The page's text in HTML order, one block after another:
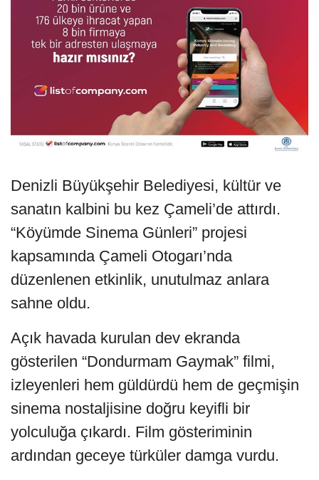
Denizli Büyükşehir Belediyesi, kültür ve
sanatın kalbini bu kez Çameli’de attırdı.
“Köyümde Sinema Günleri” projesi
kapsamında Çameli Otogarı’nda
düzenlenen etkinlik, unutulmaz anlara
sahne oldu.
Açık havada kurulan dev ekranda
gösterilen “Dondurmam Gaymak” filmi,
izleyenleri hem güldürdü hem de geçmişin
sinema nostaljisine doğru keyifli bir
yolculuğa çıkardı. Film gösteriminin
ardından geceye türküler damga vurdu.